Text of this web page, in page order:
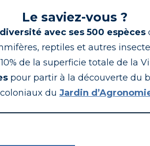
Le saviez-vous ?
avec ses 500 espèces
reptiles et autres
de la superficie totale de la
pour partir à la découverte du
du Jardin